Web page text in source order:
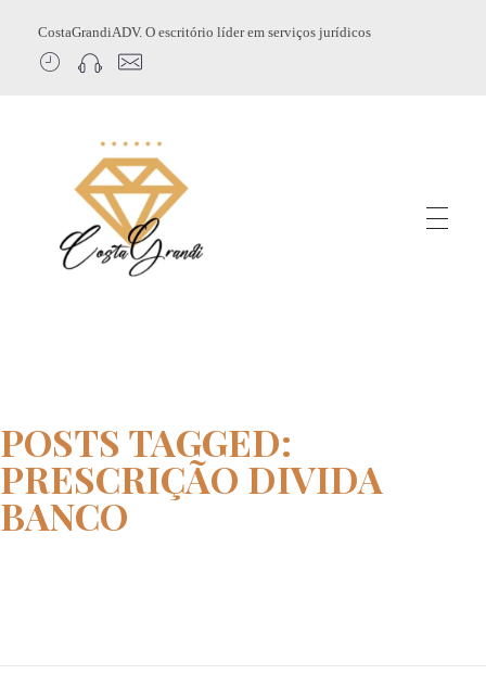
CostaGrandiADV. O escritório líder em serviços jurídicos
POSTS TAGGED:
PRESCRIÇÃO DIVIDA
BANCO